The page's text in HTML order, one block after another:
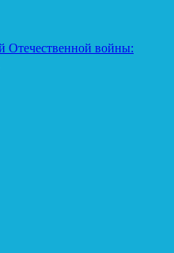
Отечественной войны: